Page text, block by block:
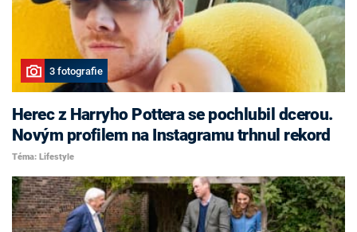
3 fotografie
Herec z Harryho Pottera se pochlubil dcerou.
Novým profilem na Instagramu trhnul rekord
Téma: Lifestyle